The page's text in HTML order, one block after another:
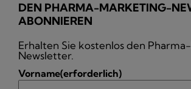
DEN PHARMA-MARKETING-
ABONNIEREN
Erhalten Sie kostenlos den
Newsletter.
Vorname(erforderlich)